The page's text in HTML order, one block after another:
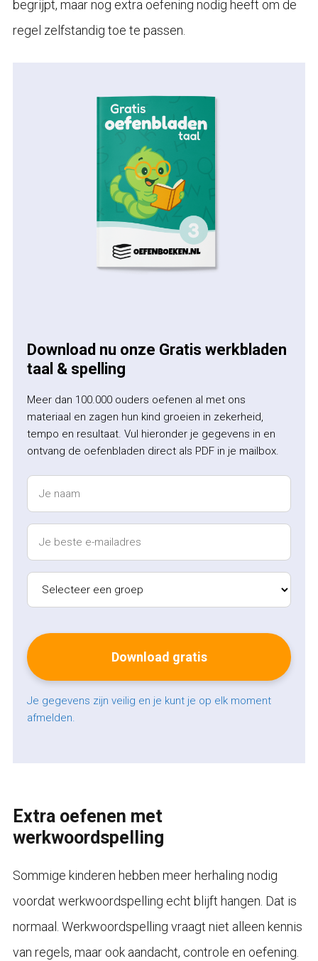
begrijpt, maar nog extra oefening nodig heeft om de
regel zelfstandig toe te passen.
Download nu onze Gratis werkbladen
taal & spelling
Meer dan 100.000 ouders oefenen al met ons
materiaal en zagen hun kind groeien in zekerheid,
tempo en resultaat. Vul hieronder je gegevens in en
ontvang de oefenbladen direct als PDF in je mailbox.
Je gegevens zijn veilig en je kunt je op elk moment
afmelden.
Extra oefenen met
werkwoordspelling
Sommige kinderen hebben meer herhaling nodig
voordat werkwoordspelling echt blijft hangen. Dat is
normaal. Werkwoordspelling vraagt niet alleen kennis
van regels, maar ook aandacht, controle en oefening.